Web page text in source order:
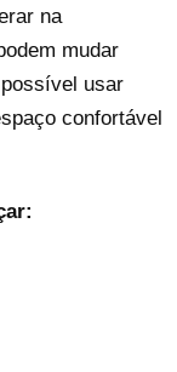
na
mudar
usar
confortável